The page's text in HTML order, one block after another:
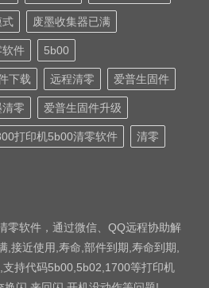
式 废墨收集器已满
软件 5b00
下载 远程清零 爱普生固件
清零 爱普生固件升级
打印机5b00清零软件 清零
零软件，通过微信、QQ远程协助解
,接近使用,寿命,部件到期,寿命到期,
持代码5b00,5b02,1700等打印机